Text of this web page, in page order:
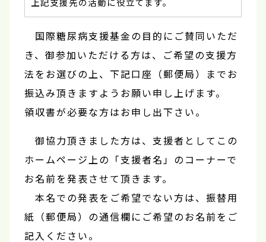
国際糖尿病支援基金の目的にご賛同いただ
き、御参加いただける方は、ご希望の支援方
法をお選びの上、下記口座（郵便局）までお
振込み頂きますようお願い申し上げます。
領収書が必要な方はお申し出下さい。
御協力頂きました方は、支援者としてこの
ホームページ上の「支援者名」のコーナーで
お名前を発表させて頂きます。
本名での発表をご希望でない方は、振替用
紙（郵便局）の通信欄にご希望のお名前をご
記入ください。